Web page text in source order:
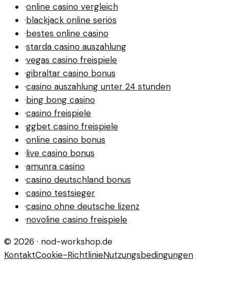
·online casino vergleich
·blackjack online seriös
·bestes online casino
·starda casino auszahlung
·vegas casino freispiele
·gibraltar casino bonus
·casino auszahlung unter 24 stunden
·bing bong casino
·casino freispiele
·ggbet casino freispiele
·online casino bonus
·live casino bonus
·amunra casino
·casino deutschland bonus
·casino testsieger
·casino ohne deutsche lizenz
·novoline casino freispiele
© 2026 · nod-workshop.de
KontaktCookie-RichtlinieNutzungsbedingungen